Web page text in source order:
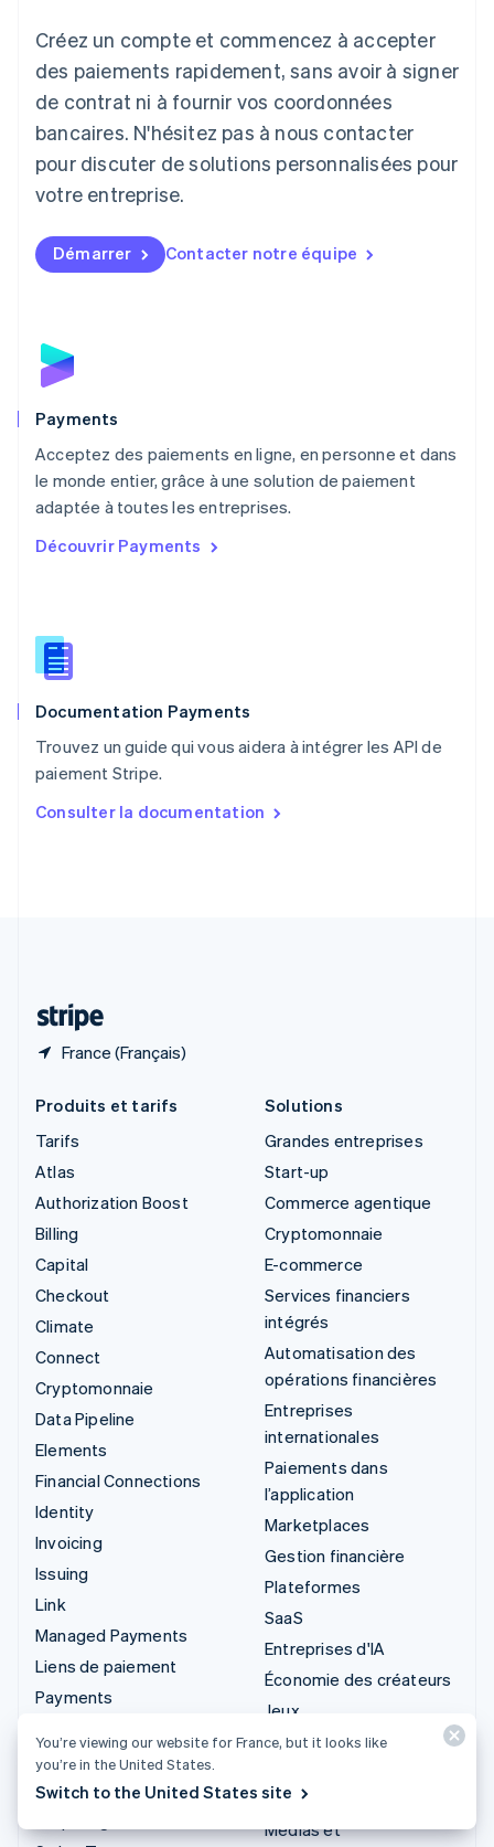
Créez un compte et commencez à accepter
des paiements rapidement, sans avoir à signer
de contrat ni à fournir vos coordonnées
bancaires. N'hésitez pas à nous contacter
pour discuter de solutions personnalisées pour
votre entreprise.
Démarrer Contacter notre équipe
Payments
Acceptez des paiements en ligne, en personne et dans
le monde entier, grâce à une solution de paiement
adaptée à toutes les entreprises.
Découvrir Payments
Documentation Payments
Trouvez un guide qui vous aidera à intégrer les API de
paiement Stripe.
Consulter la documentation
France (Français)
Lettonie
English
Liechtenstein
DeutschEnglish
Lituanie
Luxembourg
FrançaisDeutschEnglish
English简体中文
Malte
Norvège
English
English
NederlandsEnglish
Pologne
English
PortuguêsEnglish
English
Roumanie
Royaume-Uni
Singapour
English 简体中文
English
Produits et tarifs
Tarifs
Atlas
Authorization Boost
Billing
Capital
Checkout
Climate
Connect
Cryptomonnaie
Data Pipeline
Elements
Financial Connections
Identity
Invoicing
Issuing
Link
Managed Payments
Liens de paiement
Payments
Radar
Revenue Recognition
Solutions
Grandes entreprises
Start-up
Commerce agentique
Cryptomonnaie
E-commerce
Services financiers
intégrés
Automatisation des
opérations financières
Entreprises
internationales
Paiements dans
l’application
Marketplaces
Gestion financière
Plateformes
SaaS
Entreprises d'IA
Économie des créateurs
Jeux
Hôtellerie, voyages et
Assurance
Médias et
You’re viewing our website for France, but it looks like
you’re in the United States.
Switch to the United States site